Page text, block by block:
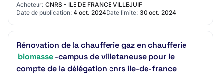
Acheteur: CNRS - ILE DE FRANCE VILLEJUIF
Date de publication: 4 oct. 2024Date limite: 30 oct. 2024
Rénovation de la chaufferie gaz en chaufferie
biomasse-campus de villetaneuse pour le
compte de la délégation cnrs ile-de-france